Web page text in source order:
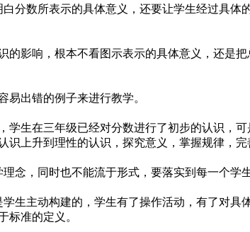
分数所表示的具体意义，还要让学生经过具体
影响，根本不看图示表示的具体意义，还是
出错的例子来进行教学。
生在三年级已经对分数进行了初步的认识，
上升到理性的认识，探究意义，掌握规律，完
念，同时也不能流于形式，要落实到每一个学
主动构建的，学生有了操作活动，有了对具
标准的定义。